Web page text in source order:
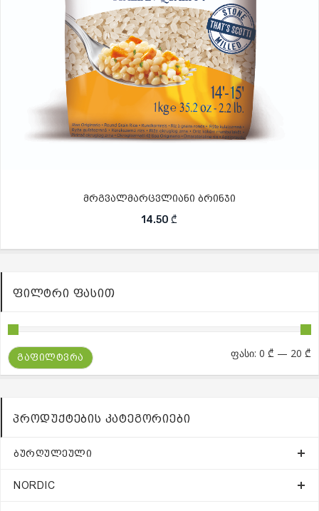
მრგვალმარცვლიანი ბრინჯი
14.50 ₾
ᲤᲘᲚᲢᲠᲘ ᲤᲐᲡᲘᲗ
ᲒᲐᲤᲘᲚᲢᲕᲠᲐ ფასი: 0 ₾ — 20 ₾
ᲞᲠᲝᲓᲣᲥᲢᲔᲑᲘᲡ ᲙᲐᲢᲔᲒᲝᲠᲘᲔᲑᲘ
ᲑᲣᲠᲦᲣᲚᲔᲣᲚᲘ
NORDIC